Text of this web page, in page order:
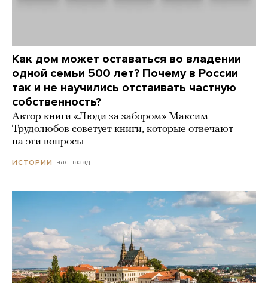
Как дом может оставаться во владении
одной семьи 500 лет? Почему в России
так и не научились отстаивать частную
собственность?
Автор книги «Люди за забором» Максим
Трудолюбов советует книги, которые отвечают
на эти вопросы
ИСТОРИИ час назад